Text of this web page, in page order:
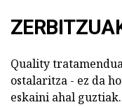
Quality
ostalaritza - ez da
eskaini ahal